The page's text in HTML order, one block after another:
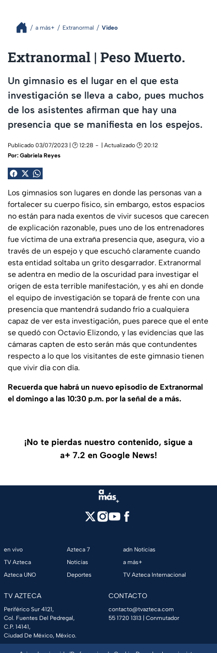
a más+ Extranormal Video
Extranormal | Peso Muerto.
Un gimnasio es el lugar en el que esta
investigación se lleva a cabo, pues muchos
de los asistentes afirman que hay una
presencia que se manifiesta en los espejos.
Publicado 03/07/2023 | 🕑 12:28
| Actualizado 🕑 20:12
Por: Gabriela Reyes
Los gimnasios son lugares en donde las personas van a
fortalecer su cuerpo físico, sin embargo, estos espacios
no están para nada exentos de vivir sucesos que carecen
de explicación razonable, pues uno de los entrenadores
fue víctima de una extraña presencia que, asegura, vio a
través de un espejo y que escuchó claramente cuando
esta entidad soltaba un grito desgarrador. Extranormal
se adentra en medio de la oscuridad para investigar el
origen de esta terrible manifestación, y es ahí en donde
el equipo de investigación se topará de frente con una
presencia que mantendrá sudando frío a cualquiera
capaz de ver esta investigación, pues parece que el ente
se quedó con Octavio Elizondo, y las evidencias que las
cámaras capten de esto serán más que contundentes
respecto a lo que los visitantes de este gimnasio tienen
que vivir día con día.
Recuerda que habrá un nuevo episodio de Extranormal
el domingo a las 10:30 p.m. por la señal de a más.
¡No te pierdas nuestro contenido, sigue a
a+ 7.2 en Google News!
en vivo
TV Azteca
Azteca UNO
Azteca 7
Noticias
Deportes
adn Noticias
a más+
TV Azteca Internacional
TV AZTECA
Periférico Sur 4121,
Col. Fuentes Del Pedregal,
C.P. 14141,
Ciudad De México, México.
CONTACTO
contacto@tvazteca.com
55 1720 1313 | Conmutador